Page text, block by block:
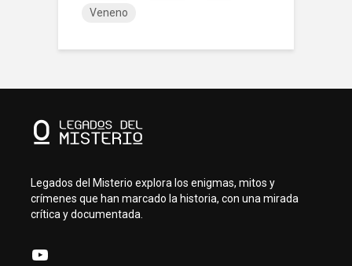
Veneno
Legados del Misterio explora los enigmas, mitos y
crímenes que han marcado la historia, con una mirada
crítica y documentada.
YouTube